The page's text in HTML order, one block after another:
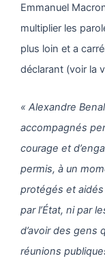
Emmanuel
multiplier les
plus loin et a
déclarant (voir la
« Alexandre
accompagnés
courage et
permis, à un
protégés et
par l’État, ni par
d’avoir des gens
réunions